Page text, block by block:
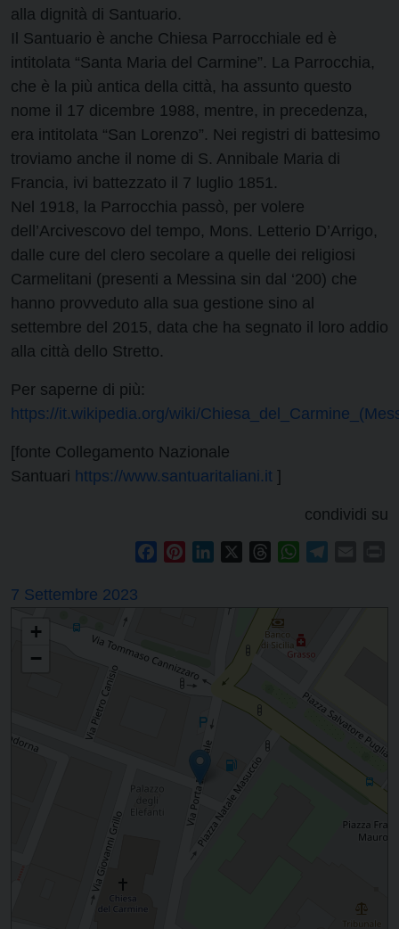
alla dignità di Santuario.
Il Santuario è anche Chiesa Parrocchiale ed è
intitolata “Santa Maria del Carmine”. La Parrocchia,
che è la più antica della città, ha assunto questo
nome il 17 dicembre 1988, mentre, in precedenza,
era intitolata “San Lorenzo”. Nei registri di battesimo
troviamo anche il nome di S. Annibale Maria di
Francia, ivi battezzato il 7 luglio 1851.
Nel 1918, la Parrocchia passò, per volere
dell’Arcivescovo del tempo, Mons. Letterio D’Arrigo,
dalle cure del clero secolare a quelle dei religiosi
Carmelitani (presenti a Messina sin dal ‘200) che
hanno provveduto alla sua gestione sino al
settembre del 2015, data che ha segnato il loro addio
alla città dello Stretto.
Per saperne di più:
https://it.wikipedia.org/wiki/
[fonte Collegamento Nazionale
Santuari https://www.santuaritaliani.it ]
condividi su
FacebookPinterestLinkedIn ThreadsWhatsApp
7 Settembre 2023
+
−